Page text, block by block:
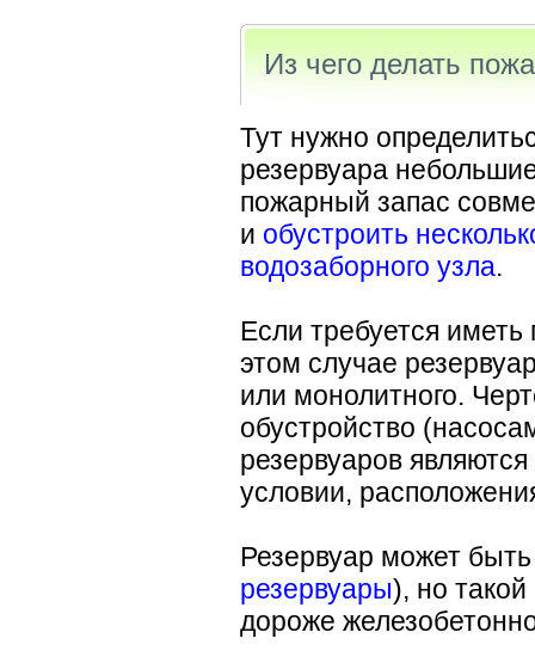
Из чего делать
Тут нужно
резервуара
пожарный запас
и обустроить
водозаборного узла.
Если требуется
этом случае
или монолитного.
обустройство
резервуаров
условии,
Резервуар может
резервуары), но
дороже